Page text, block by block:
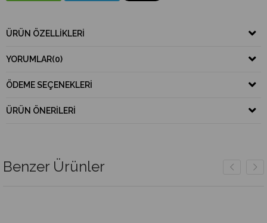
ÜRÜN ÖZELLIKLERI
YORUMLAR(0)
ÖDEME SEÇENEKLERI
ÜRÜN ÖNERILERI
Benzer Ürünler